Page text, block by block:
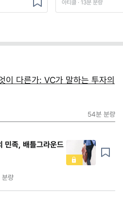
아티클 · 13분 분량
이 다른가: VC가 말하는 투자의
54분 분량
민족, 배틀그라운드
분량